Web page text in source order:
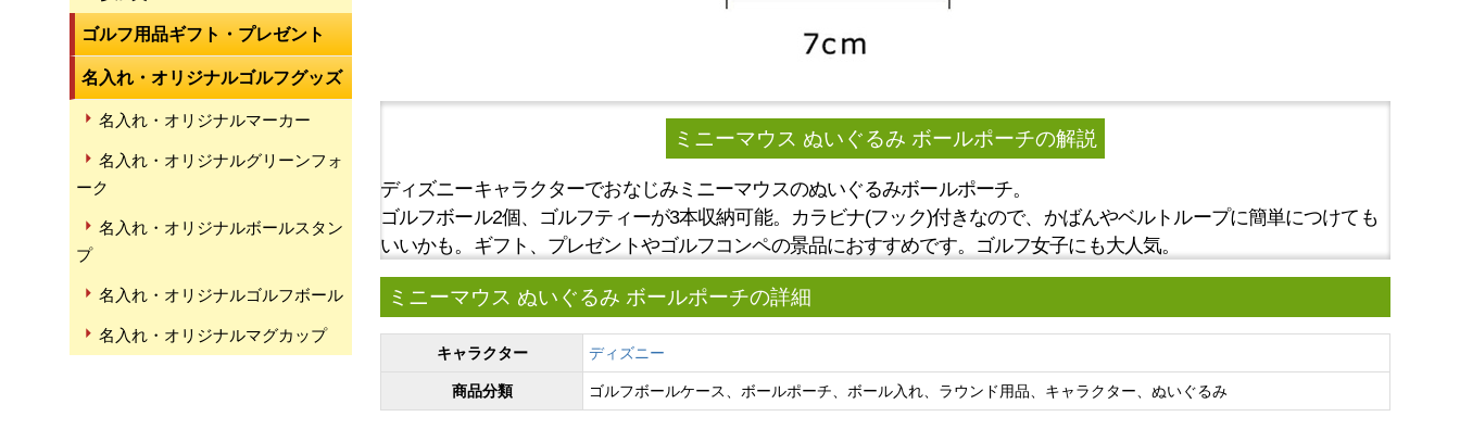
ゴルフ用品ギフト・プレゼント
名入れ・オリジナルゴルフグッズ
名入れ・オリジナルマーカー
名入れ・オリジナルグリーンフォ
ーク
名入れ・オリジナルボールスタン
プ
名入れ・オリジナルゴルフボール
名入れ・オリジナルマグカップ
ミニーマウス ぬいぐるみ ボールポーチの解説
ディズニーキャラクターでおなじみミニーマウスのぬいぐるみボールポーチ。
ゴルフボール2個、ゴルフティーが3本収納可能。カラビナ(フック)付きなので、かばんやベルトループに簡単につけても
いいかも。ギフト、プレゼントやゴルフコンペの景品におすすめです。ゴルフ女子にも大人気。
ミニーマウス ぬいぐるみ ボールポーチの詳細
キャラクター ディズニー
商品分類 ゴルフボールケース、ボールポーチ、ボール入れ、ラウンド用品、キャラクター、ぬいぐるみ